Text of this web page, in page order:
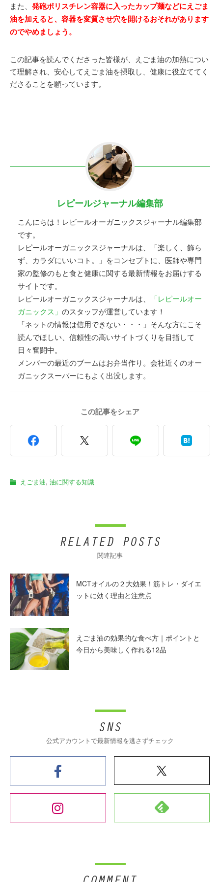
また、 発砲ポリスチレン容器に入ったカップ麺などにえごま
油を加えると、容器を変質させ穴を開けるおそれがあります
のでやめましょう。
この記事を読んでくださった皆様が、えごま油の加熱につい
て理解され、安心してえごま油を摂取し、健康に役立ててく
ださることを願っています。
レピールジャーナル編集部
こんにちは！レピールオーガニックスジャーナル編集部
です。
レピールオーガニックスジャーナルは、「楽しく、飾ら
ず、カラダにいいコト。」をコンセプトに、医師や専門
家の監修のもと食と健康に関する最新情報をお届けする
サイトです。
レピールオーガニックスジャーナルは、
「レピールオー
ガニックス」 のスタッフが運営しています！
「ネットの情報は信用できない・・・」そんな方にこそ
読んでほしい、信頼性の高いサイトづくりを目指して
日々奮闘中。
メンバーの最近のブームはお弁当作り。会社近くのオー
ガニックスーパーにもよく出没します。
えごま油, 油に関する知識
関連記事
MCTオイルの２大効果！筋トレ・ダイエ
ットに効く理由と注意点
えごま油の効果的な食べ方｜ポイントと
今日から美味しく作れる12品
公式アカウントで最新情報を逃さずチェック